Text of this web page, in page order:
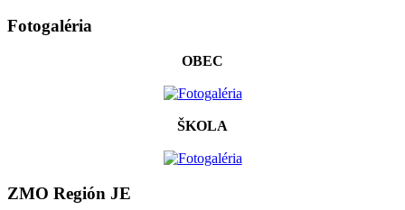
Fotogaléria
OBEC
ŠKOLA
ZMO Región JE